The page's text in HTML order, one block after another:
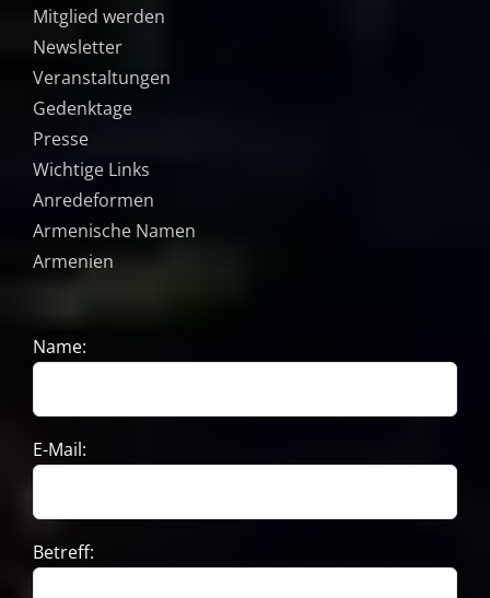
Mitglied werden
Newsletter
Veranstaltungen
Gedenktage
Presse
Wichtige Links
Anredeformen
Armenische Namen
Armenien
Name:
E-Mail:
Betreff: